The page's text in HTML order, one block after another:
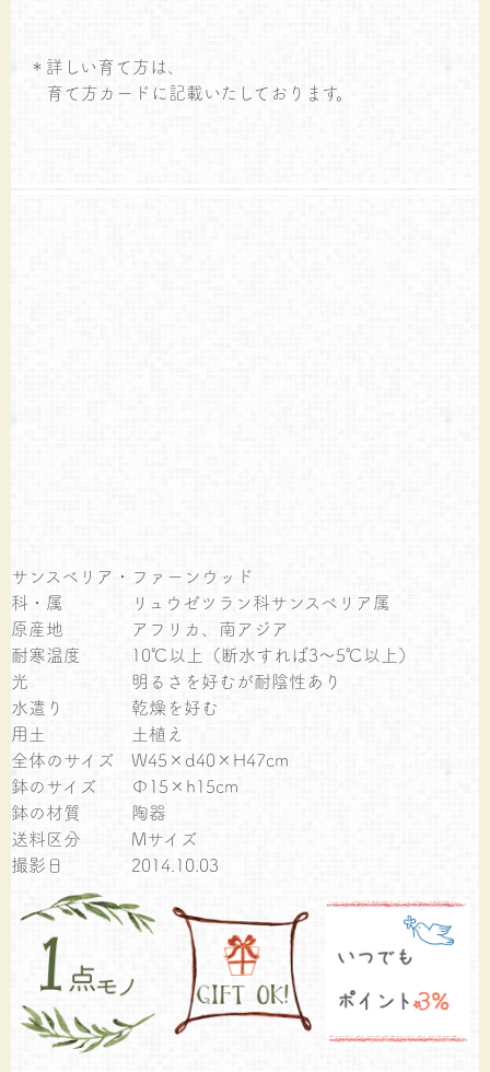
＊詳しい育て方は、
育て方カードに記載いたしております。
サンスベリア・ファーンウッド
科・属
リュウゼツラン科サンスベリア属
原産地
アフリカ、南アジア
耐寒温度
10℃以上（断水すれば3～5℃以上）
光
明るさを好むが耐陰性あり
水遣り
乾燥を好む
用土
土植え
全体のサイズ
W45×d40×H47cm
鉢のサイズ
Φ15×h15cm
鉢の材質
陶器
送料区分
Mサイズ
撮影日
2014.10.03